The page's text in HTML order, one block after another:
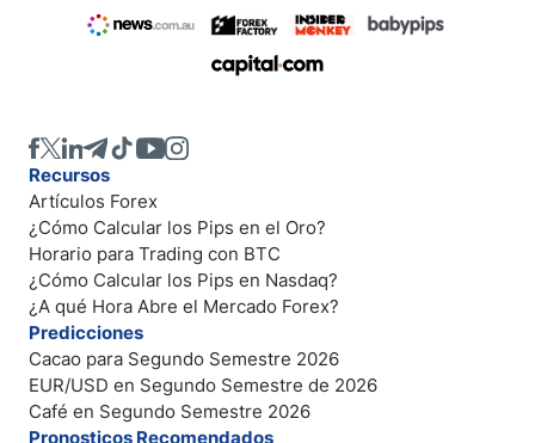
Recursos
Artículos Forex
¿Cómo Calcular los Pips en el Oro?
Horario para Trading con BTC
¿Cómo Calcular los Pips en Nasdaq?
¿A qué Hora Abre el Mercado Forex?
Predicciones
Cacao para Segundo Semestre 2026
EUR/USD en Segundo Semestre de 2026
Café en Segundo Semestre 2026
Pronosticos Recomendados